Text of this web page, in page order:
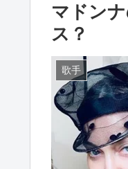
マドン
ス？
歌手